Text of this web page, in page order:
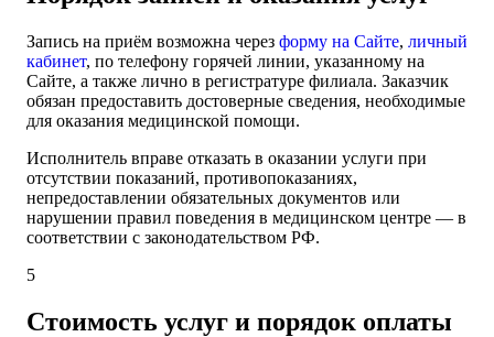
Запись на приём возможна через форму на Сайте, личный
кабинет, по телефону горячей линии, указанному на
Сайте, а также лично в регистратуре филиала. Заказчик
обязан предоставить достоверные сведения, необходимые
для оказания медицинской помощи.
Исполнитель вправе отказать в оказании услуги при
отсутствии показаний, противопоказаниях,
непредоставлении обязательных документов или
нарушении правил поведения в медицинском центре — в
соответствии с законодательством РФ.
5
Стоимость услуг и порядок оплаты